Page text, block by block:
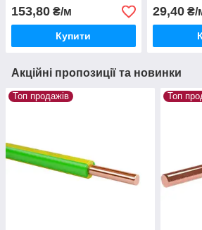
153,80 ₴/м
Купити
29,40₴/
Акційні пропозиції та новинки
Топ продажів Топ